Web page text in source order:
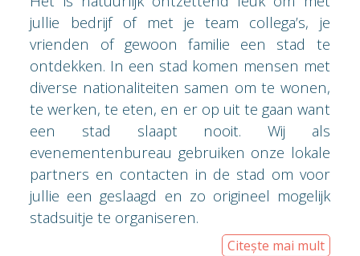
jullie bedrijf of met je team collega’s, je
vrienden of gewoon familie een stad te
ontdekken. In een stad komen mensen met
diverse nationaliteiten samen om te wonen,
te werken, te eten, en er op uit te gaan want
een stad slaapt nooit. Wij als
evenementenbureau gebruiken onze lokale
partners en contacten in de stad om voor
jullie een geslaagd en zo origineel mogelijk
stadsuitje te organiseren.
Citește mai mult